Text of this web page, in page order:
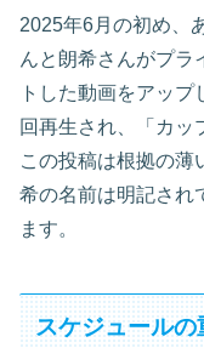
2025年6月の初め、
んと朗希さんがプラ
トした動画をアッ
回再生され、「カッ
この投稿は根拠の薄
希の名前は明記され
ます。
スケジュール